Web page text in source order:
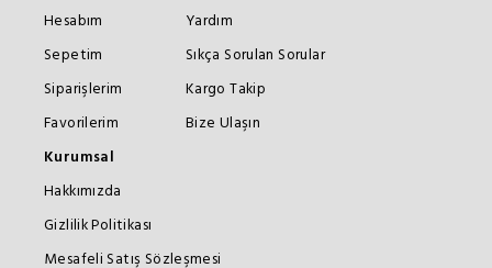
Hesabım
Sepetim
Siparişlerim
Favorilerim
Yardım
Sıkça Sorulan Sorular
Kargo Takip
Bize Ulaşın
Kurumsal
Hakkımızda
Gizlilik Politikası
Mesafeli Satış Sözleşmesi